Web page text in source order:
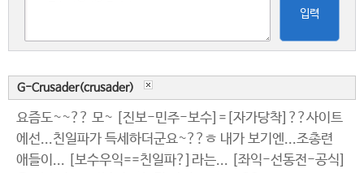
입력
G-Crusader(crusader)
요즘도~~?? 모~ [진보-민주-보수]=[자가당착]??사이트
에선...친일파가 득세하더군요~??ㅎ 내가 보기엔...조총련
애들이... [보수우익==친일파?]라는... [좌익-선동전-공식]